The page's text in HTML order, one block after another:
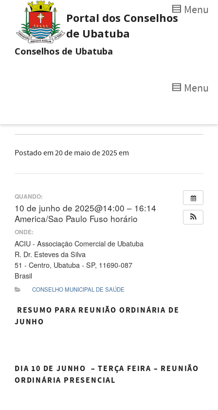
Menu
Portal dos Conselhos
de Ubatuba
Conselhos de Ubatuba
Menu
Postado em 20 de maio de 2025em
QUANDO:
10 de junho de 2025@14:00 – 16:14
America/Sao Paulo Fuso horário
ONDE:
ACIU - Associação Comercial de Ubatuba
R. Dr. Esteves da Silva
51 - Centro, Ubatuba - SP, 11690-087
Brasil
CONSELHO MUNICIPAL DE SAÚDE
RESUMO PARA REUNIÃO ORDINÁRIA DE
JUNHO
DIA 10 DE JUNHO – TERÇA FEIRA – REUNIÃO
ORDINÁRIA PRESENCIAL